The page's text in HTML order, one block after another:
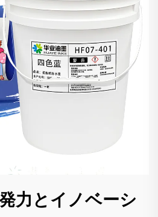
力とイノベーシ